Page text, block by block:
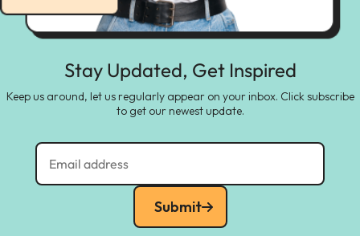
Stay Updated, Get Inspired
Keep us around, let us regularly appear on your inbox. Click subscribe
to get our newest update.
Submit